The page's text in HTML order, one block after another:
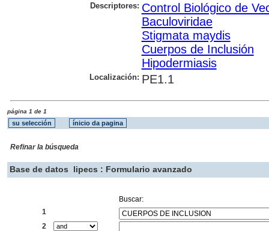
Descriptores: Control Biológico de
Baculoviridae
Stigmata maydis
Cuerpos de Inclusión
Hipodermiasis
Localización: PE1.1
página 1 de 1
Refinar la búsqueda
Base de datos lipecs : Formulario avanzado
Buscar:
1
2